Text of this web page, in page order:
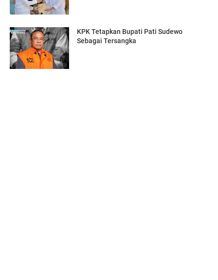
KPK Tetapkan Bupati Pati Sudewo
Sebagai Tersangka